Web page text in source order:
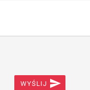
WYŚLIJ 